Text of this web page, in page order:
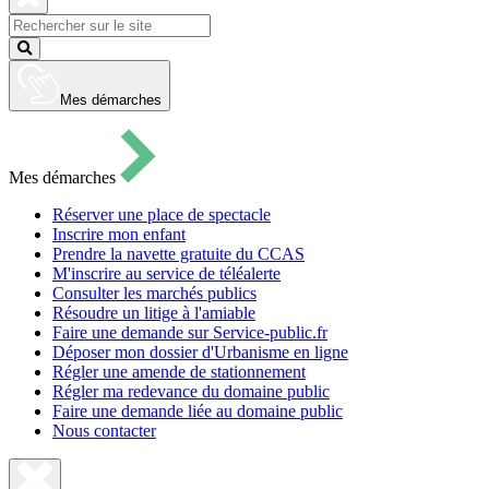
ouvrir
le
formulaire
Fermer
la
recherche
Lancer
la
Mes démarches
Mes démarches
Réserver une place de spectacle
Inscrire mon enfant
Prendre la navette gratuite du CCAS
M'inscrire au service de téléalerte
Consulter les marchés publics
Résoudre un litige à l'amiable
Faire une demande sur Service-public.fr
Déposer mon dossier d'Urbanisme en ligne
Régler une amende de stationnement
Régler ma redevance du domaine public
Faire une demande liée au domaine public
Nous contacter